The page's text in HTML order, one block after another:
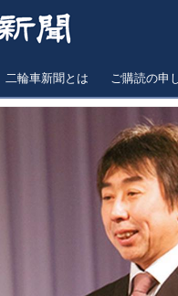
二輪車新聞とは ご購読の申